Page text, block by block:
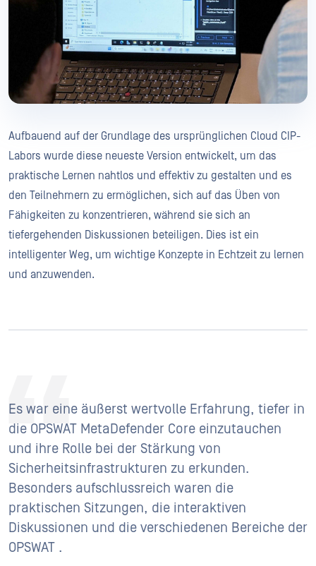
Aufbauend auf der Grundlage des ursprünglichen Cloud CIP-
Labors wurde diese neueste Version entwickelt, um das
praktische Lernen nahtlos und effektiv zu gestalten und es
den Teilnehmern zu ermöglichen, sich auf das Üben von
Fähigkeiten zu konzentrieren, während sie sich an
tiefergehenden Diskussionen beteiligen. Dies ist ein
intelligenter Weg, um wichtige Konzepte in Echtzeit zu lernen
und anzuwenden.
Es war eine äußerst wertvolle Erfahrung, tiefer in
die OPSWAT MetaDefender Core einzutauchen
und ihre Rolle bei der Stärkung von
Sicherheitsinfrastrukturen zu erkunden.
Besonders aufschlussreich waren die
praktischen Sitzungen, die interaktiven
Diskussionen und die verschiedenen Bereiche der
OPSWAT .